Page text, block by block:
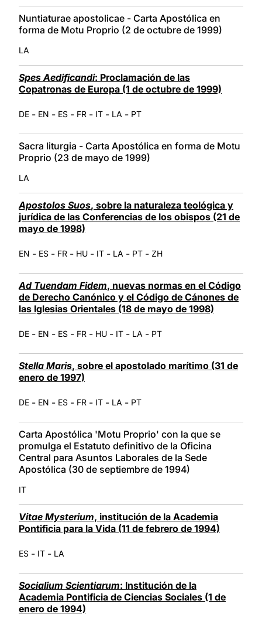
Nuntiaturae apostolicae - Carta Apostólica en
forma de Motu Proprio (2 de octubre de 1999)
LA
Spes Aedificandi: Proclamación de las
Copatronas de Europa (1 de octubre de 1999)
DE - EN - ES - FR - IT - LA - PT
Sacra liturgia - Carta Apostólica en forma de Motu
Proprio (23 de mayo de 1999)
LA
Apostolos Suos, sobre la naturaleza teológica y
jurídica de las Conferencias de los obispos (21 de
mayo de 1998)
EN - ES - FR - HU - IT - LA - PT - ZH
Ad Tuendam Fidem, nuevas normas en el Código
de Derecho Canónico y el Código de Cánones de
las Iglesias Orientales (18 de mayo de 1998)
DE - EN - ES - FR - HU - IT - LA - PT
Stella Maris, sobre el apostolado marítimo (31 de
enero de 1997)
DE - EN - ES - FR - IT - LA - PT
Carta Apostólica 'Motu Proprio' con la que se
promulga el Estatuto definitivo de la Oficina
Central para Asuntos Laborales de la Sede
Apostólica (30 de septiembre de 1994)
IT
Vitae Mysterium, institución de la Academia
Pontificia para la Vida (11 de febrero de 1994)
ES - IT - LA
Socialium Scientiarum: Institución de la
Academia Pontificia de Ciencias Sociales (1 de
enero de 1994)